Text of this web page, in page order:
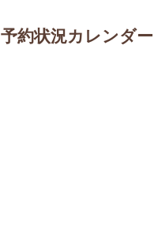
予約状況カレンダー